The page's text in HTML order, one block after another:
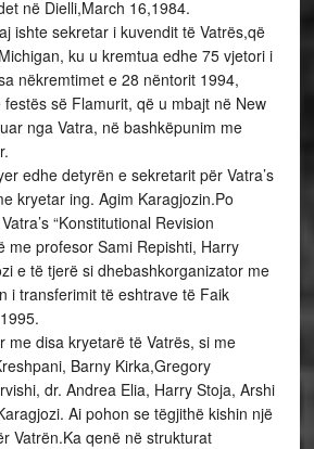
në Dielli,March 16,1984.
ishte sekretar i kuvendit të Vatrës,që
ku u kremtua edhe 75 vjetori i
nëkremtimet e 28 nëntorit 1994,
së Flamurit, që u mbajt në New
nga Vatra, në bashkëpunim me
edhe detyrën e sekretarit për Vatra’s
kryetar ing. Agim Karagjozin.Po
“Konstitutional Revision
me profesor Sami Repishti, Harry
e të tjerë si dhebashkorganizator me
i transferimit të eshtrave të Faik
me disa kryetarë të Vatrës, si me
Barny Kirka,Gregory
dr. Andrea Elia, Harry Stoja, Arshi
Ai pohon se tëgjithë kishin një
Vatrën.Ka qenë në strukturat